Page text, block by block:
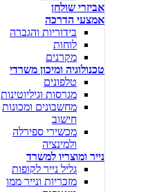
אביזרי שולחן
אמצעי הדרכה
בידוריות והגברה
לוחות
מקרנים
טכנולוגיה ומיכון משרדי
טלפונים
מגרסות וגיליוטינות
מחשבונים ומכונות
חישוב
מכשירי ספירלה
ולמינציה
נייר ומוצריו למשרד
גליל נייר לקופות
מזכריות ונייר ממו